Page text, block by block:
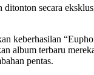
secara
keberhasilan
album terbaru
pentas.